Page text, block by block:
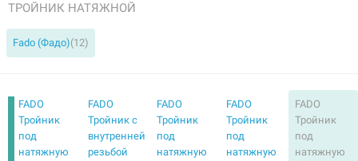
ТРОЙНИК НАТЯЖНОЙ
Fado (Фадо)(12)
FADO
Тройник
под
натяжную
FADO
Тройник с
внутренней
резьбой
FADO
Тройник
под
натяжную
FADO
Тройник
под
натяжную
FADO
Тройник
под
натяжную